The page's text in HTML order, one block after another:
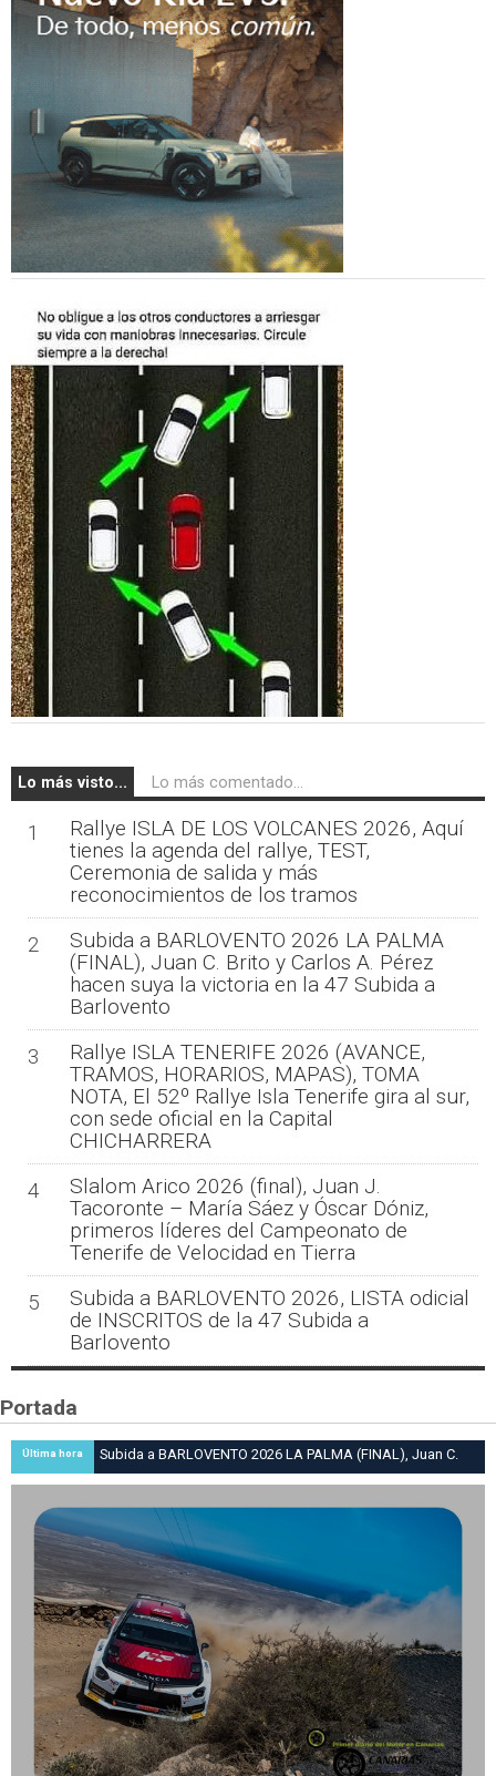
Lo más visto... Lo más comentado...
1
Rallye ISLA DE LOS VOLCANES 2026, Aquí
tienes la agenda del rallye, TEST,
Ceremonia de salida y más
reconocimientos de los tramos
2
Subida a BARLOVENTO 2026 LA PALMA
(FINAL), Juan C. Brito y Carlos A. Pérez
hacen suya la victoria en la 47 Subida a
Barlovento
3
Rallye ISLA TENERIFE 2026 (AVANCE,
TRAMOS, HORARIOS, MAPAS), TOMA
NOTA, El 52º Rallye Isla Tenerife gira al sur,
con sede oficial en la Capital
CHICHARRERA
4
Slalom Arico 2026 (final), Juan J.
Tacoronte – María Sáez y Óscar Dóniz,
primeros líderes del Campeonato de
Tenerife de Velocidad en Tierra
5
Subida a BARLOVENTO 2026, LISTA odicial
de INSCRITOS de la 47 Subida a
Barlovento
Portada
Última hora
Subida a BARLOVENTO 2026 LA PALMA (FINAL), Juan C.
Brito y Carlos A. Pérez hacen suya la victoria en la 47 Subida
a Barlovento